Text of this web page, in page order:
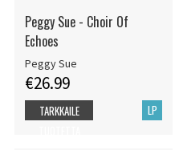
Peggy Sue - Choir Of
Echoes
Peggy Sue
€26.99
LP
TARKKAILE